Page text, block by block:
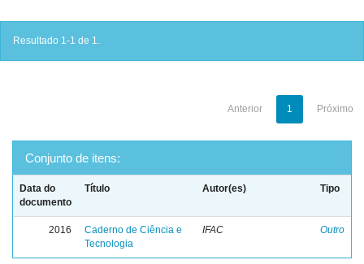
Resultado 1-1 de 1.
Anterior 1 Próximo
Conjunto de itens:
Data do
documento
Título Autor(es) Tipo
2016
Caderno de Ciência e
Tecnologia
IFAC Outro